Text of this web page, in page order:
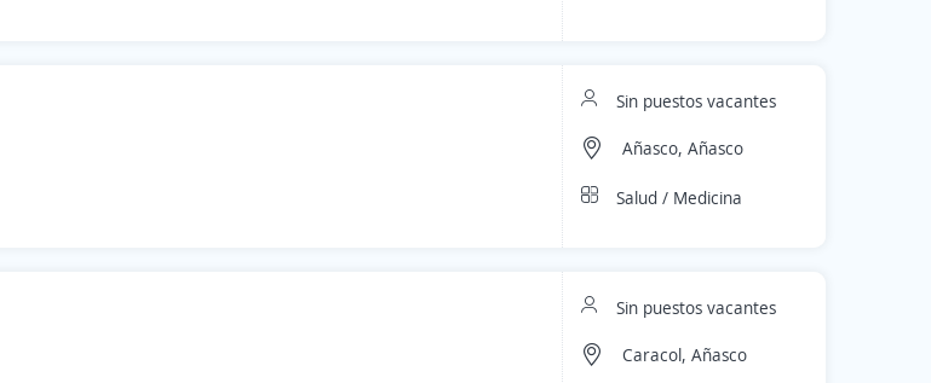
Sin puestos vacantes
Añasco, Añasco
Salud / Medicina
Sin puestos vacantes
Caracol, Añasco